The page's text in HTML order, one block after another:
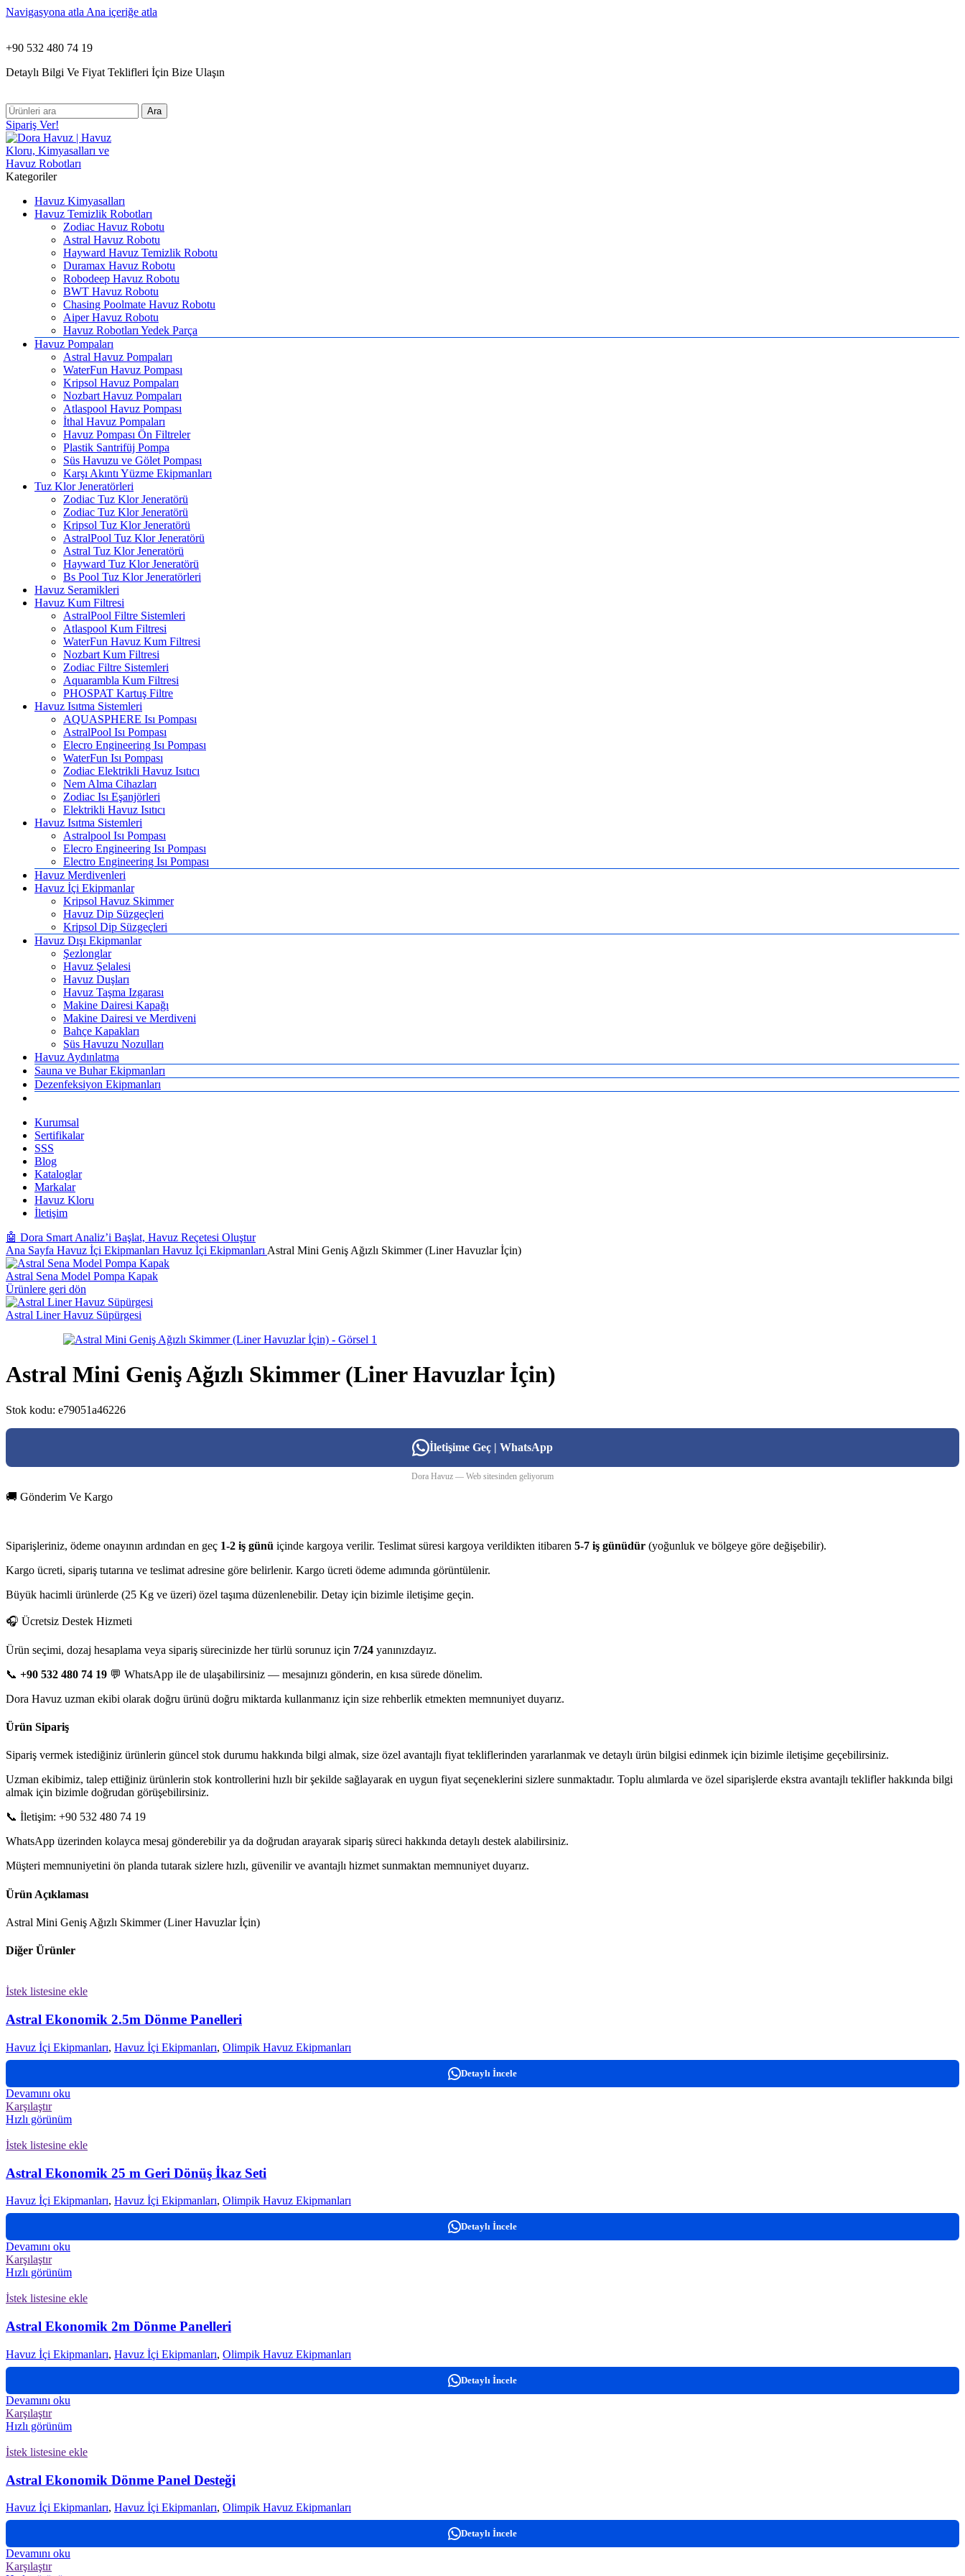
Navigasyona atla Ana içeriğe atla
+90 532 480 74 19
Detaylı Bilgi Ve Fiyat Teklifleri İçin Bize Ulaşın
Ara
Sipariş Ver!
Kategoriler
Havuz Kimyasalları
Havuz Temizlik Robotları
Zodiac Havuz Robotu
Astral Havuz Robotu
Hayward Havuz Temizlik Robotu
Duramax Havuz Robotu
Robodeep Havuz Robotu
BWT Havuz Robotu
Chasing Poolmate Havuz Robotu
Aiper Havuz Robotu
Havuz Robotları Yedek Parça
Havuz Pompaları
Astral Havuz Pompaları
WaterFun Havuz Pompası
Kripsol Havuz Pompaları
Nozbart Havuz Pompaları
Atlaspool Havuz Pompası
İthal Havuz Pompaları
Havuz Pompası Ön Filtreler
Plastik Santrifüj Pompa
Süs Havuzu ve Gölet Pompası
Karşı Akıntı Yüzme Ekipmanları
Tuz Klor Jeneratörleri
Zodiac Tuz Klor Jeneratörü
Zodiac Tuz Klor Jeneratörü
Kripsol Tuz Klor Jeneratörü
AstralPool Tuz Klor Jeneratörü
Astral Tuz Klor Jeneratörü
Hayward Tuz Klor Jeneratörü
Bs Pool Tuz Klor Jeneratörleri
Havuz Seramikleri
Havuz Kum Filtresi
AstralPool Filtre Sistemleri
Atlaspool Kum Filtresi
WaterFun Havuz Kum Filtresi
Nozbart Kum Filtresi
Zodiac Filtre Sistemleri
Aquarambla Kum Filtresi
PHOSPAT Kartuş Filtre
Havuz Isıtma Sistemleri
AQUASPHERE Isı Pompası
AstralPool Isı Pompası
Elecro Engineering Isı Pompası
WaterFun Isı Pompası
Zodiac Elektrikli Havuz Isıtıcı
Nem Alma Cihazları
Zodiac Isı Eşanjörleri
Elektrikli Havuz Isıtıcı
Havuz Isıtma Sistemleri
Astralpool Isı Pompası
Elecro Engineering Isı Pompası
Electro Engineering Isı Pompası
Havuz Merdivenleri
Havuz İçi Ekipmanlar
Kripsol Havuz Skimmer
Havuz Dip Süzgeçleri
Kripsol Dip Süzgeçleri
Havuz Dışı Ekipmanlar
Şezlonglar
Havuz Şelalesi
Havuz Duşları
Havuz Taşma Izgarası
Makine Dairesi Kapağı
Makine Dairesi ve Merdiveni
Bahçe Kapakları
Süs Havuzu Nozulları
Havuz Aydınlatma
Sauna ve Buhar Ekipmanları
Dezenfeksiyon Ekipmanları
Kurumsal
Sertifikalar
SSS
Blog
Kataloglar
Markalar
Havuz Kloru
İletişim
🤖 Dora Smart Analiz’i Başlat, Havuz Reçetesi Oluştur
Ana Sayfa Havuz İçi Ekipmanları Havuz İçi Ekipmanları Astral Mini Geniş Ağızlı Skimmer (Liner Havuzlar İçin)
Astral Sena Model Pompa Kapak
Ürünlere geri dön
Astral Liner Havuz Süpürgesi
Astral Mini Geniş Ağızlı Skimmer (Liner Havuzlar İçin)
Stok kodu: e79051a46226
İletişime Geç | WhatsApp
Dora Havuz — Web sitesinden geliyorum
🚚 Gönderim Ve Kargo
Siparişleriniz, ödeme onayının ardından en geç 1-2 iş günü içinde kargoya verilir. Teslimat süresi kargoya verildikten itibaren 5-7 iş günüdür (yoğunluk ve bölgeye göre değişebilir).
Kargo ücreti, sipariş tutarına ve teslimat adresine göre belirlenir. Kargo ücreti ödeme adımında görüntülenir.
Büyük hacimli ürünlerde (25 Kg ve üzeri) özel taşıma düzenlenebilir. Detay için bizimle iletişime geçin.
🎧 Ücretsiz Destek Hizmeti
Ürün seçimi, dozaj hesaplama veya sipariş sürecinizde her türlü sorunuz için 7/24 yanınızdayız.
📞 +90 532 480 74 19 💬 WhatsApp ile de ulaşabilirsiniz — mesajınızı gönderin, en kısa sürede dönelim.
Dora Havuz uzman ekibi olarak doğru ürünü doğru miktarda kullanmanız için size rehberlik etmekten memnuniyet duyarız.
Ürün Sipariş
Sipariş vermek istediğiniz ürünlerin güncel stok durumu hakkında bilgi almak, size özel avantajlı fiyat tekliflerinden yararlanmak ve detaylı ürün bilgisi edinmek için bizimle iletişime geçebilirsiniz.
Uzman ekibimiz, talep ettiğiniz ürünlerin stok kontrollerini hızlı bir şekilde sağlayarak en uygun fiyat seçeneklerini sizlere sunmaktadır. Toplu alımlarda ve özel siparişlerde ekstra avantajlı teklifler hakkında bilgi
almak için bizimle doğrudan görüşebilirsiniz.
📞 İletişim: +90 532 480 74 19
WhatsApp üzerinden kolayca mesaj gönderebilir ya da doğrudan arayarak sipariş süreci hakkında detaylı destek alabilirsiniz.
Müşteri memnuniyetini ön planda tutarak sizlere hızlı, güvenilir ve avantajlı hizmet sunmaktan memnuniyet duyarız.
Ürün Açıklaması
Astral Mini Geniş Ağızlı Skimmer (Liner Havuzlar İçin)
Diğer Ürünler
İstek listesine ekle
Astral Ekonomik 2.5m Dönme Panelleri
Havuz İçi Ekipmanları, Havuz İçi Ekipmanları, Olimpik Havuz Ekipmanları
Detaylı İncele
Devamını oku
Karşılaştır
Hızlı görünüm
İstek listesine ekle
Astral Ekonomik 25 m Geri Dönüş İkaz Seti
Havuz İçi Ekipmanları, Havuz İçi Ekipmanları, Olimpik Havuz Ekipmanları
Detaylı İncele
Devamını oku
Karşılaştır
Hızlı görünüm
İstek listesine ekle
Astral Ekonomik 2m Dönme Panelleri
Havuz İçi Ekipmanları, Havuz İçi Ekipmanları, Olimpik Havuz Ekipmanları
Detaylı İncele
Devamını oku
Karşılaştır
Hızlı görünüm
İstek listesine ekle
Astral Ekonomik Dönme Panel Desteği
Havuz İçi Ekipmanları, Havuz İçi Ekipmanları, Olimpik Havuz Ekipmanları
Detaylı İncele
Devamını oku
Karşılaştır